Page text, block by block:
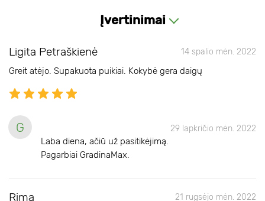
Įvertinimai
Ligita Petraškienė 14 spalio mėn. 2022
Greit atėjo. Supakuota puikiai. Kokybė gera daigų
G 29 lapkričio mėn. 2022
Laba diena, ačiū už pasitikėjimą.
Pagarbiai GradinaMax.
Rima 21 rugsėjo mėn. 2022